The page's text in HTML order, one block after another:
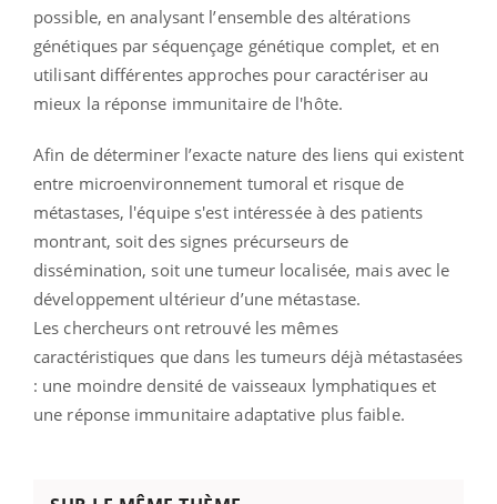
possible, en analysant l’ensemble des altérations
génétiques par séquençage génétique complet, et en
utilisant différentes approches pour caractériser au
mieux la réponse immunitaire de l'hôte.
Afin de déterminer l’exacte nature des liens qui existent
entre microenvironnement tumoral et risque de
métastases, l'équipe s'est intéressée à des patients
montrant, soit des signes précurseurs de
dissémination, soit une tumeur localisée, mais avec le
développement ultérieur d’une métastase.
Les chercheurs ont retrouvé les mêmes
caractéristiques que dans les tumeurs déjà métastasées
: une moindre densité de vaisseaux lymphatiques et
une réponse immunitaire adaptative plus faible.